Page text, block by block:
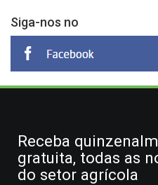
Siga-nos no
Receba
gratuita, todas as
do setor agrícola